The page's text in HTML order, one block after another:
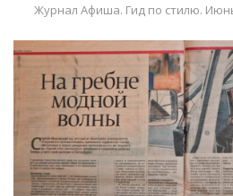
Журнал Афиша. Гид по стилю.